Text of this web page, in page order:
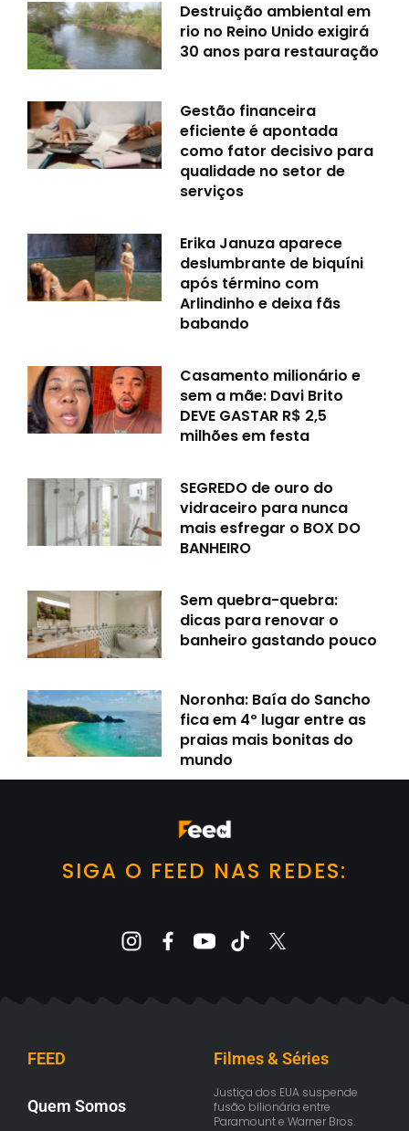
Destruição ambiental em
rio no Reino Unido exigirá
30 anos para restauração
Gestão financeira
eficiente é apontada
como fator decisivo para
qualidade no setor de
serviços
Erika Januza aparece
deslumbrante de biquíni
após término com
Arlindinho e deixa fãs
babando
Casamento milionário e
sem a mãe: Davi Brito
DEVE GASTAR R$ 2,5
milhões em festa
SEGREDO de ouro do
vidraceiro para nunca
mais esfregar o BOX DO
BANHEIRO
Sem quebra-quebra:
dicas para renovar o
banheiro gastando pouco
Noronha: Baía do Sancho
fica em 4º lugar entre as
praias mais bonitas do
mundo
SIGA O FEED NAS REDES:
FEED
Quem Somos
Filmes & Séries
Justiça dos EUA suspende
fusão bilionária entre
Paramount e Warner Bros.